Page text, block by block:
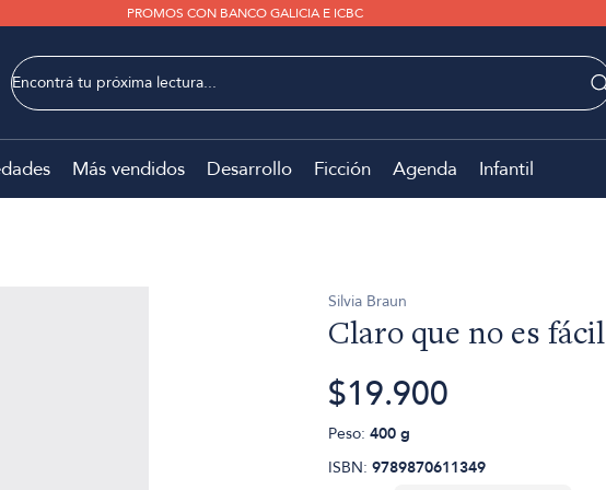
PROMOS CON BANCO GALICIA E ICBC
Más vendidos Desarrollo Ficción Agenda Infantil
Silvia Braun
Claro que no es fácil
$19.900
Peso: 400 g
ISBN: 9789870611349